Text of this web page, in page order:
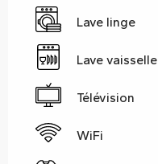
Lave linge
Lave vaisselle
Télévision
WiFi